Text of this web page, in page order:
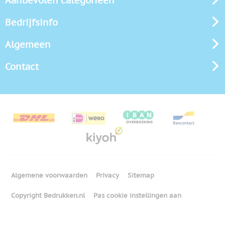
Bedrijfsinfo
Algemeen
Contact
Algemene voorwaarden Privacy Sitemap
Copyright Bedrukken.nl Pas cookie instellingen aan